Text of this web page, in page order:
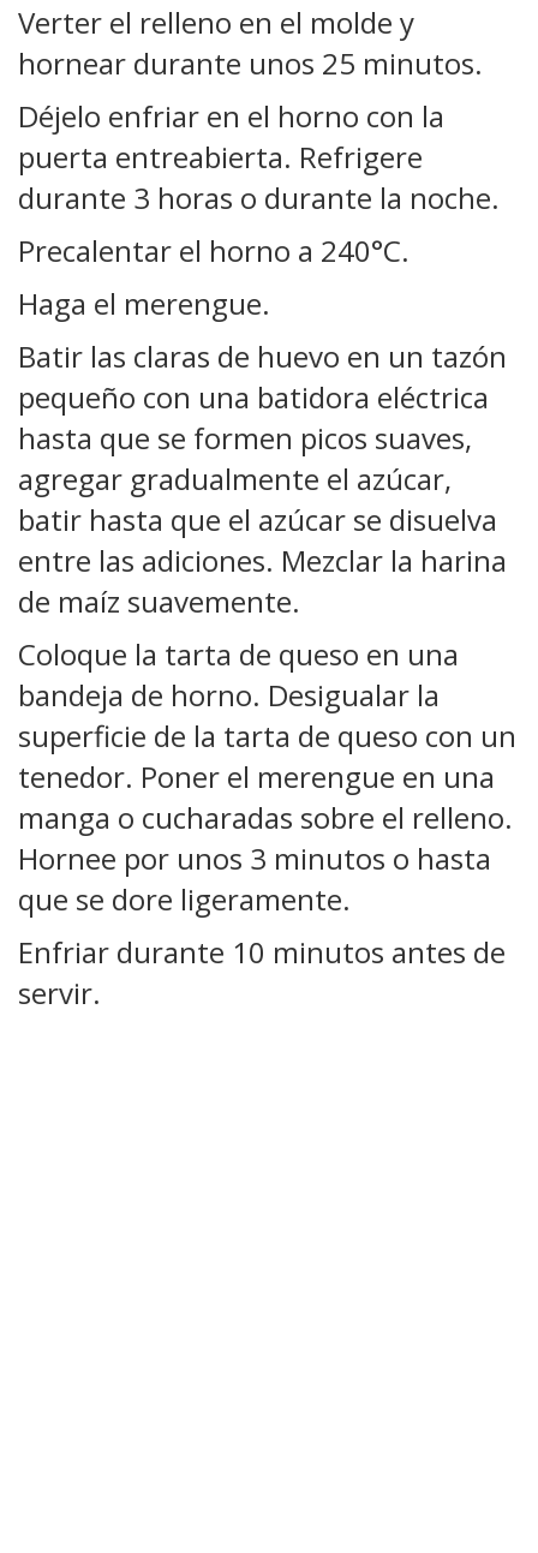
Verter el relleno en el molde y
hornear durante unos 25 minutos.
Déjelo enfriar en el horno con la
puerta entreabierta. Refrigere
durante 3 horas o durante la noche.
Precalentar el horno a 240°C.
Haga el merengue.
Batir las claras de huevo en un tazón
pequeño con una batidora eléctrica
hasta que se formen picos suaves,
agregar gradualmente el azúcar,
batir hasta que el azúcar se disuelva
entre las adiciones. Mezclar la harina
de maíz suavemente.
Coloque la tarta de queso en una
bandeja de horno. Desigualar la
superficie de la tarta de queso con un
tenedor. Poner el merengue en una
manga o cucharadas sobre el relleno.
Hornee por unos 3 minutos o hasta
que se dore ligeramente.
Enfriar durante 10 minutos antes de
servir.